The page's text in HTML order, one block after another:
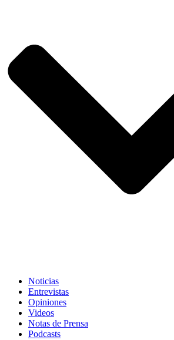
Noticias
Entrevistas
Opiniones
Videos
Notas de Prensa
Podcasts